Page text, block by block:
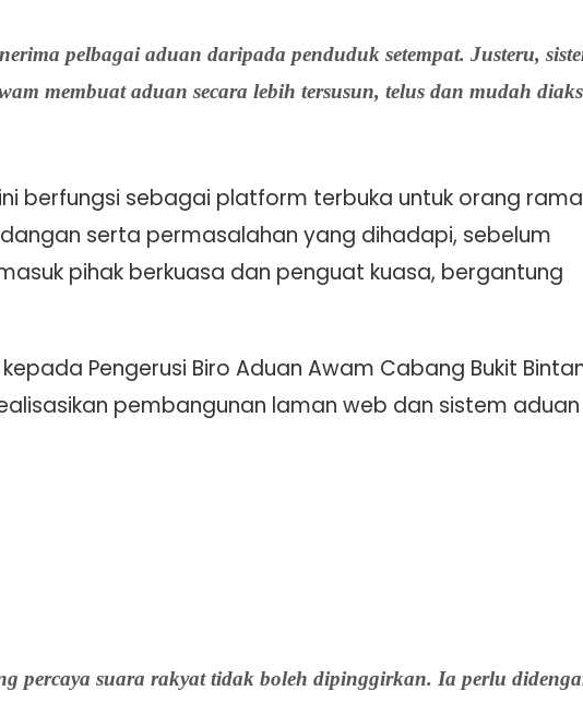
pelbagai aduan daripada penduduk setempat. Justeru,
membuat aduan secara lebih tersusun, telus dan mudah
berfungsi sebagai platform terbuka untuk orang
serta permasalahan yang dihadapi, sebelum
pihak berkuasa dan penguat kuasa, bergantung
Pengerusi Biro Aduan Awam Cabang Bukit
pembangunan laman web dan sistem aduan
percaya suara rakyat tidak boleh dipinggirkan. Ia perlu